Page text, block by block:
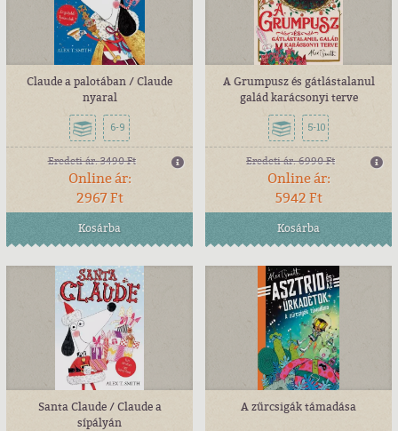
Claude a palotában / Claude
nyaral
6-9
Eredeti ár:3490 Ft
Online ár:
2967 Ft
Kosárba
A Grumpusz és gátlástalanul
galád karácsonyi terve
5-10
Eredeti ár:6990 Ft
Online ár:
5942 Ft
Kosárba
Santa Claude / Claude a
sípályán
A zűrcsigák támadása